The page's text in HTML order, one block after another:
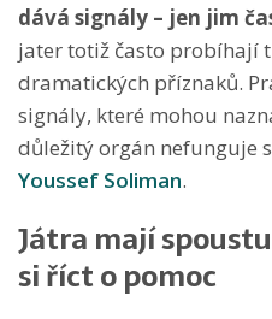
dává signály – jen jim
jater totiž často probíhají
dramatických příznaků.
signály, které mohou
důležitý orgán nefunguje
Youssef Soliman.
Játra mají
si říct o pomoc